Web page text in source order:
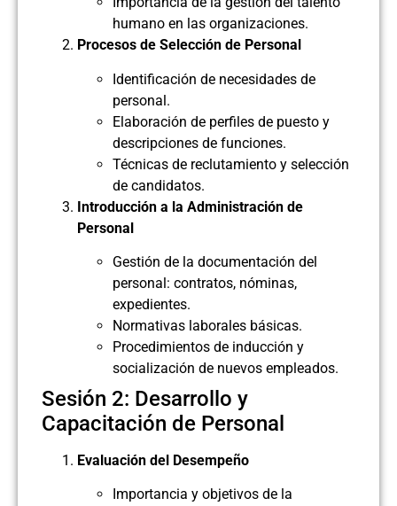
humano en las organizaciones.
Procesos de Selección de Personal
Identificación de necesidades de
personal.
Elaboración de perfiles de puesto y
descripciones de funciones.
Técnicas de reclutamiento y selección
de candidatos.
Introducción a la Administración de
Personal
Gestión de la documentación del
personal: contratos, nóminas,
expedientes.
Normativas laborales básicas.
Procedimientos de inducción y
socialización de nuevos empleados.
Sesión 2: Desarrollo y
Capacitación de Personal
Evaluación del Desempeño
Importancia y objetivos de la